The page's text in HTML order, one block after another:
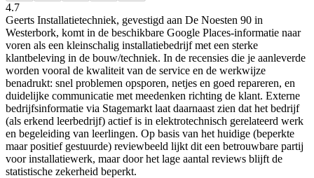
4.7
Geerts Installatietechniek, gevestigd aan De Noesten 90 in
Westerbork, komt in de beschikbare Google Places-informatie naar
voren als een kleinschalig installatiebedrijf met een sterke
klantbeleving in de bouw/techniek. In de recensies die je aanleverde
worden vooral de kwaliteit van de service en de werkwijze
benadrukt: snel problemen opsporen, netjes en goed repareren, en
duidelijke communicatie met meedenken richting de klant. Externe
bedrijfsinformatie via Stagemarkt laat daarnaast zien dat het bedrijf
(als erkend leerbedrijf) actief is in elektrotechnisch gerelateerd werk
en begeleiding van leerlingen. Op basis van het huidige (beperkte
maar positief gestuurde) reviewbeeld lijkt dit een betrouwbare partij
voor installatiewerk, maar door het lage aantal reviews blijft de
statistische zekerheid beperkt.